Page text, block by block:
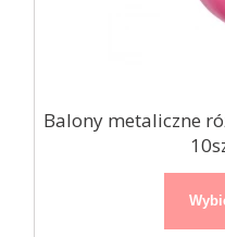
Balony metaliczne